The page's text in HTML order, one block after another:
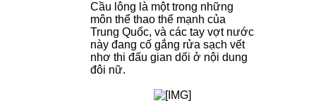
Cầu lông là một trong những
môn thể thao thế mạnh của
Trung Quốc, và các tay vợt nước
này đang cố gắng rửa sạch vết
nhơ thi đấu gian dối ở nội dung
đôi nữ.